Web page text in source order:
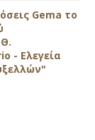
Gema το
- Ελεγεία